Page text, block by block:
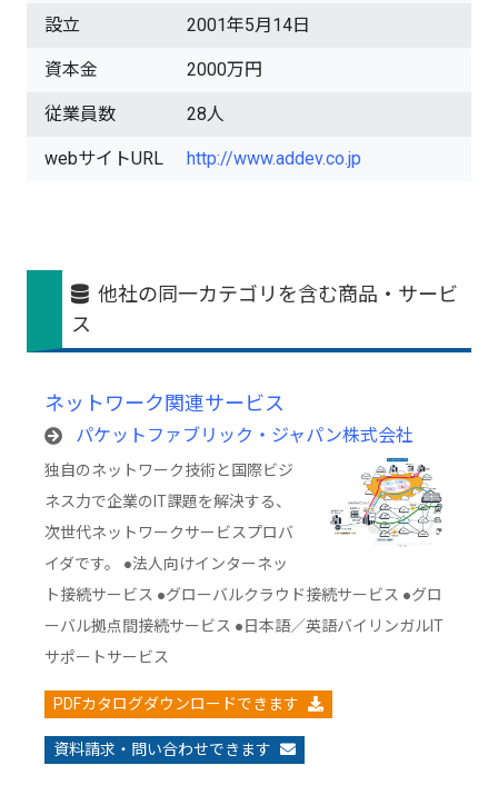
設立 2001年5月14日
資本金 2000万円
従業員数 28人
webサイトURL http://www.addev.co.jp
他社の同一カテゴリを含む商品・サービ
ス
ネットワーク関連サービス
パケットファブリック・ジャパン株式会社
独自のネットワーク技術と国際ビジ
ネス力で企業のIT課題を解決する、
次世代ネットワークサービスプロバ
イダです。 ●法人向けインターネッ
ト接続サービス ●グローバルクラウド接続サービス ●グロ
ーバル拠点間接続サービス ●日本語／英語バイリンガルIT
サポートサービス
PDFカタログダウンロードできます
資料請求・問い合わせできます